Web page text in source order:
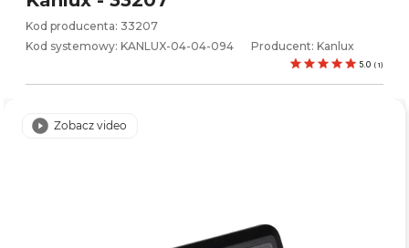
Kod producenta: 33207
Kod systemowy: KANLUX-04-04-094 Producent: Kanlux
5.0 ( 1)
Zobacz video